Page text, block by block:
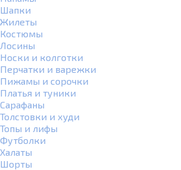
Шапки
Жилеты
Костюмы
Лосины
Носки и колготки
Перчатки и варежки
Пижамы и сорочки
Платья и туники
Сарафаны
Толстовки и худи
Топы и лифы
Футболки
Халаты
Шорты